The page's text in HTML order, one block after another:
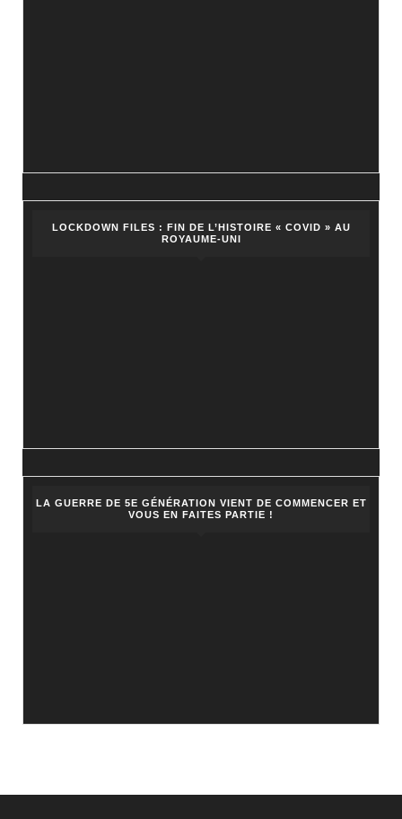
LOCKDOWN FILES : FIN DE L’HISTOIRE « COVID » AU
ROYAUME-UNI
LA GUERRE DE 5E GÉNÉRATION VIENT DE COMMENCER ET
VOUS EN FAITES PARTIE !